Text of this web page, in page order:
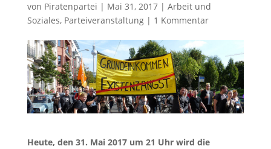
von Piratenpartei | Mai 31, 2017| Arbeit und
Soziales, Parteiveranstaltung| 1 Kommentar
Heute, den 31. Mai 2017 um 21 Uhr wird die